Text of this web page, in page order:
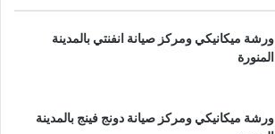
ورشة ميكانيكي ومركز صيانة انفنتي بالمدينة
المنورة
ورشة ميكانيكي ومركز صيانة دونج فينج بالمدينة